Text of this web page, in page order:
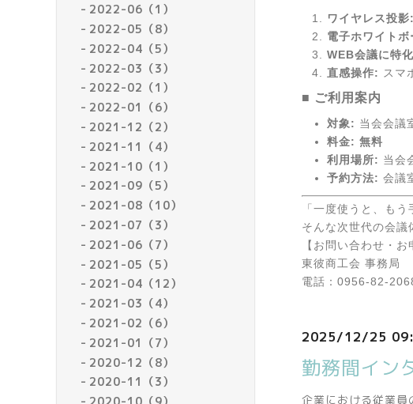
2022-06（1）
2022-05（8）
2022-04（5）
2022-03（3）
2022-02（1）
2022-01（6）
2021-12（2）
2021-11（4）
2021-10（1）
2021-09（5）
2021-08（10）
2021-07（3）
2021-06（7）
2021-05（5）
2021-04（12）
2021-03（4）
2021-02（6）
2021-01（7）
2020-12（8）
2020-11（3）
ワイヤレス投影:
電子ホワイトボ
WEB会議に特
直感操作: スマ
■ ご利用案内
対象: 当会会議
料金: 無料
利用場所: 当会
予約方法: 会議
「一度使うと、もう
そんな次世代の会議
【お問い合わせ・お
東彼商工会 事務局
電話：0956-82-
2025/12/25
勤務間イン
企業における従業員